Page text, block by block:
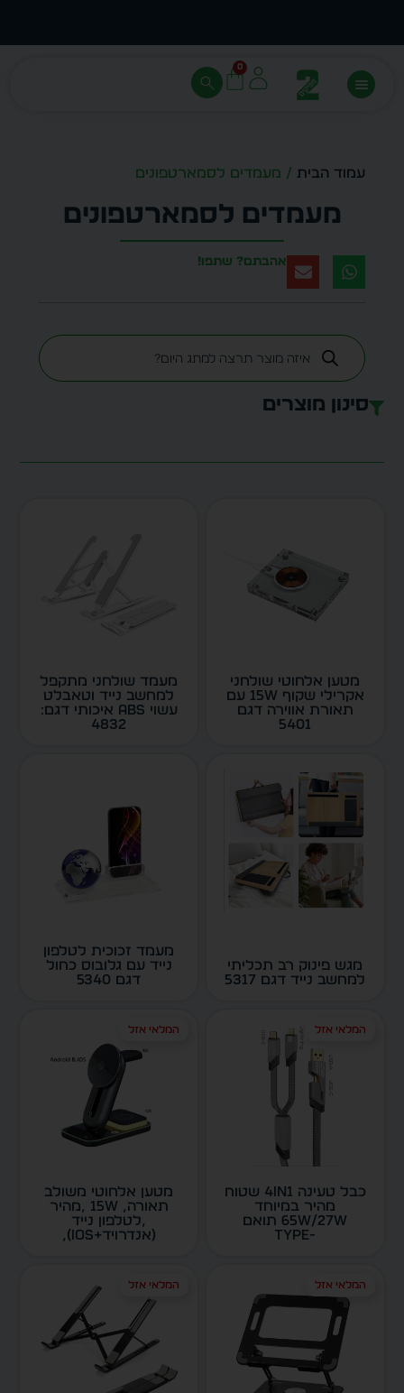
0
עמוד הבית / מעמדים לסמארטפונים
מעמדים לסמארטפונים
אהבתם? שתפו!
סינון מוצרים
מטען אלחוטי שולחני
אקרילי שקוף 15W עם
תאורת אווירה דגם
5401
מעמד שולחני מתקפל
למחשב נייד וטאבלט
עשוי ABS איכותי דגם:
4832
מגש פינוק רב תכליתי
למחשב נייד דגם 5317
מעמד זכוכית לטלפון
נייד עם גלובוס כחול
דגם 5340
המלאי אזל
כבל טעינה 4in1 שטוח
מהיר במיוחד
65W/27W תואם
Type-
המלאי אזל
מטען אלחוטי משולב
תאורה, 15W ,מהיר
,לטלפון נייד
(אנדרויד+IOS),
ולשעוני IOS דגם 5285
המלאי אזל המלאי אזל